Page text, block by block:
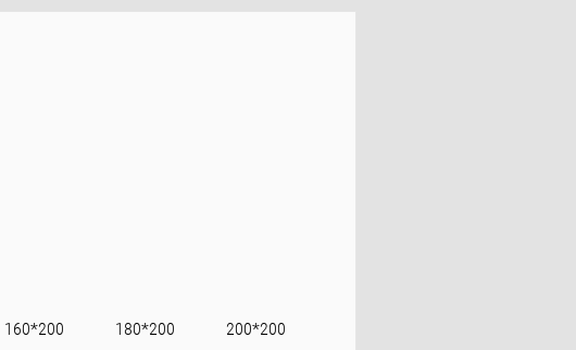
160*200 180*200
200*200